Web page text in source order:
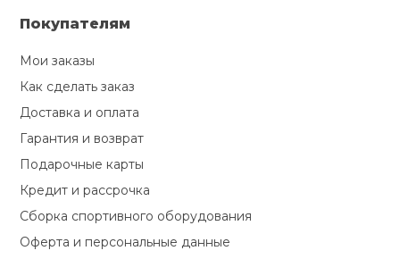
Покупателям
Мои заказы
Как сделать заказ
Доставка и оплата
Гарантия и возврат
Подарочные карты
Кредит и рассрочка
Сборка спортивного оборудования
Оферта и персональные данные